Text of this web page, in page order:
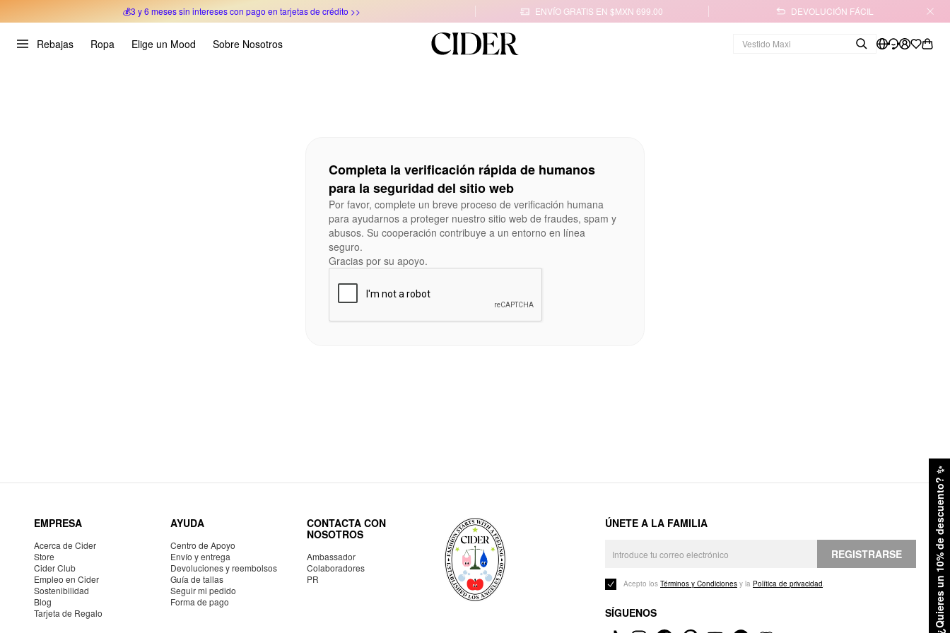
💰3 y 6 meses sin intereses con pago en tarjetas de crédito >>
ENVÍO GRATIS EN $MXN 699.00 DEVOLUCIÓN FÁCIL
Rebajas Ropa Elige un Mood Sobre Nosotros
¿Quieres un 10% de descuento?
✨
Completa la verificación rápida de humanos
para la seguridad del sitio web
Por favor, complete un breve proceso de verificación humana
para ayudarnos a proteger nuestro sitio web de fraudes, spam y
abusos. Su cooperación contribuye a un entorno en línea
seguro.
Gracias por su apoyo.
EMPRESA
Acerca de Cider
Store
Cider Club
Empleo en Cider
Sostenibilidad
Blog
Tarjeta de Regalo
AYUDA
Centro de Apoyo
Envío y entrega
Devoluciones y reembolsos
Guía de tallas
Seguir mi pedido
Forma de pago
CONTACTA CON
NOSOTROS
Ambassador
Colaboradores
PR
ÚNETE A LA FAMILIA
REGISTRARSE
Acepto los Términos y Condiciones y la Política de privacidad.
SÍGUENOS